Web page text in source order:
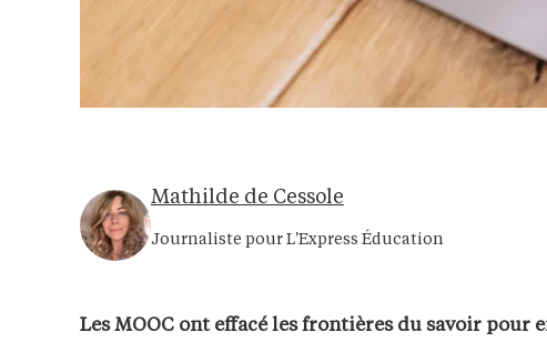
Mathilde de Cessole
Journaliste pour L'Express Éducation
Les MOOC ont effacé les frontières du savoir pour